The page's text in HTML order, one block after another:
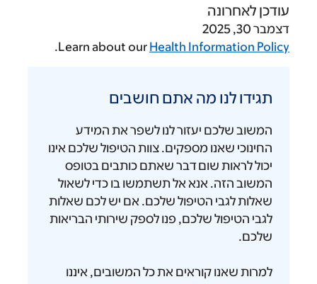
עודכן לאחרונה
דצמבר 30, 2025
Learn about ourHealth Information Policy
.
לנו
אתם
חושבים
תגידו לנו מה אתם חושבים
המשוב שלכם יעזור לנו לשפר את המידע
החינוכי שאנו מספקים. צוות הטיפול שלכם אינו
יכול לראות שום דבר שאתם כותבים בטופס
המשוב הזה. אנא אל תשתמשו בו כדי לשאול
שאלות לגבי הטיפול שלכם. אם יש לכם שאלות
לגבי הטיפול שלכם, פנו לספק שירותי הבריאות
שלכם.
למרות שאנו קוראים את כל המשובים, איננו